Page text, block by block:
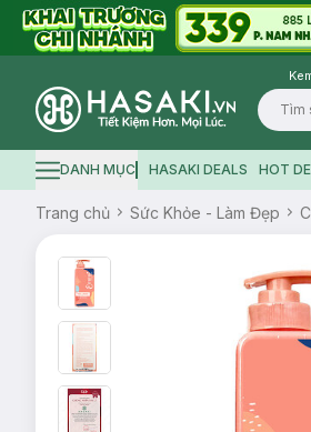
Logo
Hamburger icon
DANH MỤC HASAKI DEALS HOT
Trang chủ Sức Khỏe - Làm Đẹp